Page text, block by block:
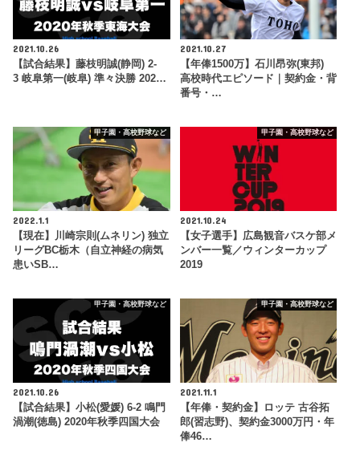
2021.10.26
【試合結果】藤枝明誠(静岡) 2-
3 岐阜第一(岐阜) 準々決勝 202…
2021.10.27
【年俸1500万】石川昂弥(東邦)
高校時代エピソード｜契約金・背
番号・…
甲子園・高校野球など
2022.1.1
【現在】川崎宗則(ムネリン) 独立
リーグBC栃木（自立神経の病気
患いSB…
甲子園・高校野球など
2021.10.24
【女子選手】広島観音バスケ部メ
ンバー一覧／ウィンターカップ
2019
甲子園・高校野球など
2021.10.26
【試合結果】小松(愛媛) 6-2 鳴門
渦潮(徳島) 2020年秋季四国大会
甲子園・高校野球など
2021.11.1
【年俸・契約金】ロッテ 古谷拓
郎(習志野)、契約金3000万円・年
俸46…